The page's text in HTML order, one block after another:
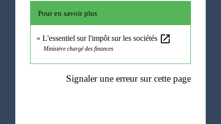
Pour en savoir plus
L'essentiel sur l'impôt sur les sociétés open_in_new
Ministère chargé des finances
Signaler une erreur sur cette page